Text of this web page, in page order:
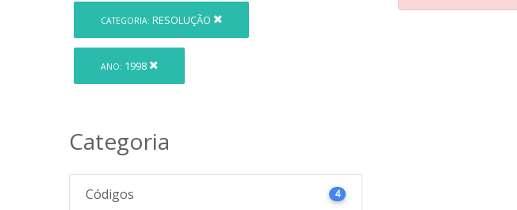
CATEGORIA: RESOLUÇÃO
ANO: 1998
Categoria
Códigos 4